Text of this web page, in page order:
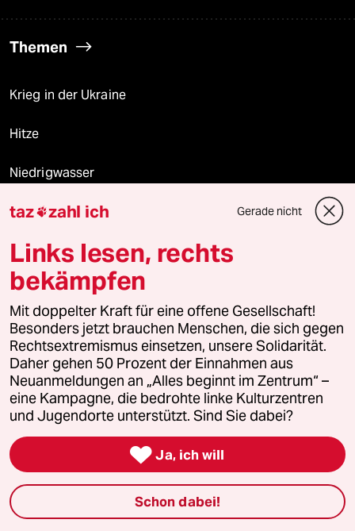
Themen
Krieg in der Ukraine
Hitze
Niedrigwasser
Waldbrände
Verlag
Aktuelles
Hausblog
Die Seitenwende
Stellen
Presse
taz zahl ich Gerade nicht
Links lesen, rechts
bekämpfen
Mit doppelter Kraft für eine offene Gesellschaft!
Besonders jetzt brauchen Menschen, die sich gegen
Rechtsextremismus einsetzen, unsere Solidarität.
Daher gehen 50 Prozent der Einnahmen aus
Neuanmeldungen an „Alles beginnt im Zentrum“ –
eine Kampagne, die bedrohte linke Kulturzentren
und Jugendorte unterstützt. Sind Sie dabei?
 Ja, ich will
Schon dabei!